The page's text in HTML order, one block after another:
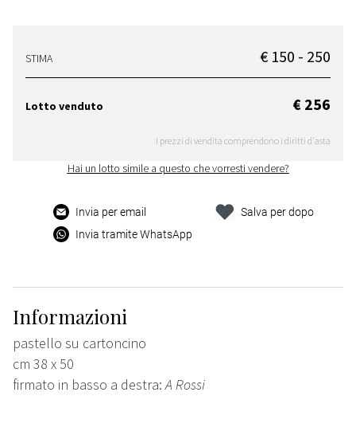
STIMA € 150 - 250
Lotto venduto € 256
I prezzi di vendita comprendono i diritti d'asta
Hai un lotto simile a questo che vorresti vendere?
Invia per email
Invia tramite WhatsApp
Salva per dopo
Informazioni
pastello su cartoncino
cm 38 x 50
firmato in basso a destra:A Rossi